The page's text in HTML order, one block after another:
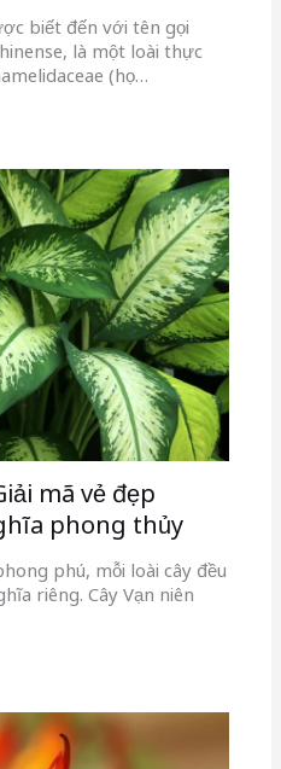
biết đến với tên gọi
là một loài thực
(họ…
mã vẻ đẹp
phong thủy
phú, mỗi loài cây đều
riêng. Cây Vạn niên